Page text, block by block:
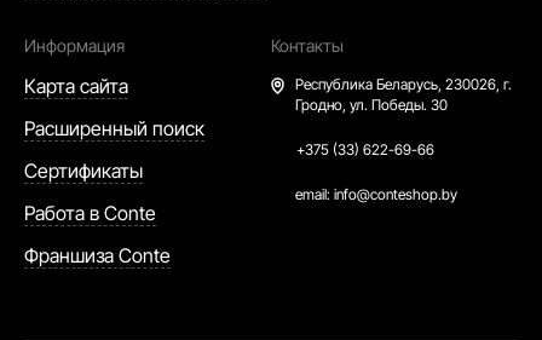
Информация
Карта сайта
Расширенный поиск
Сертификаты
Работа в Conte
Франшиза Conte
Контакты
Республика Беларусь, 230026, г.
Гродно, ул. Победы. 30
+375 (33) 622-69-66
email: info@conteshop.by